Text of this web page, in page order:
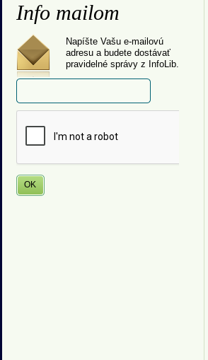
Info mailom
Napíšte Vašu e-mailovú
adresu a budete dostávať
pravidelné správy z InfoLib.